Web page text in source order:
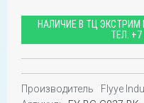
НАЛИЧИЕ В ТЦ ЭКСТРИМ
ТЕЛ. +7
Производитель
Flyye